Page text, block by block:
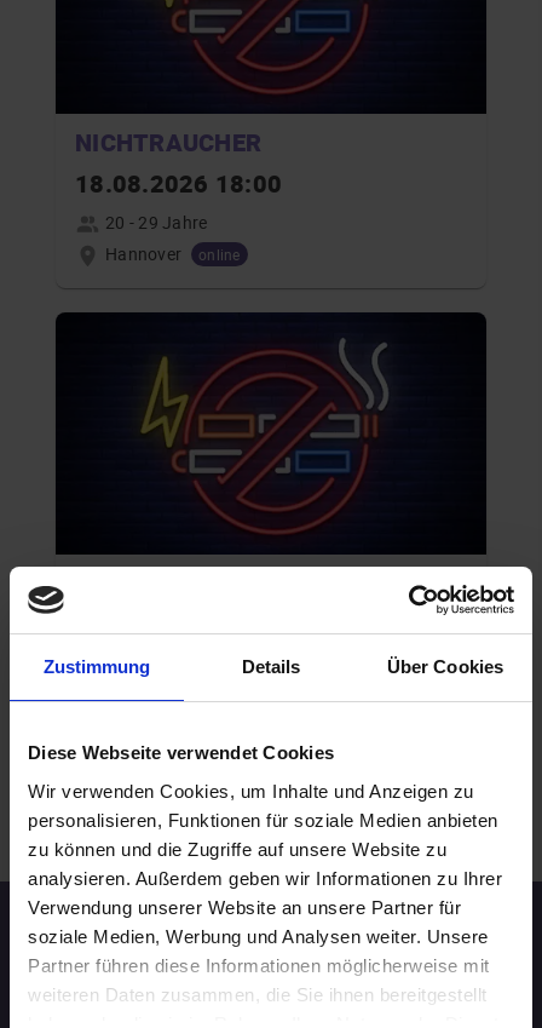
Zustimmung Details Über Cookies
Diese Webseite verwendet Cookies
Wir verwenden Cookies, um Inhalte und Anzeigen zu
personalisieren, Funktionen für soziale Medien anbieten
zu können und die Zugriffe auf unsere Website zu
analysieren. Außerdem geben wir Informationen zu Ihrer
Verwendung unserer Website an unsere Partner für
soziale Medien, Werbung und Analysen weiter. Unsere
Partner führen diese Informationen möglicherweise mit
weiteren Daten zusammen, die Sie ihnen bereitgestellt
NICHTRAUCHER
18.08.2026 18:00
20 - 29 Jahre
Hannover
online
20 - 29 Jahre
WEITERE EVENTS IN HANNOVER .
Speed-Dating Events